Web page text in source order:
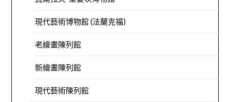
現代藝術博物館 (法蘭克福)
老繪畫陳列館
新繪畫陳列館
現代藝術陳列館